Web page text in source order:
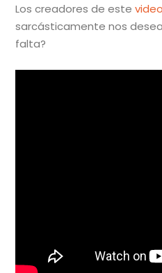
Los creadores de estevideo
sarcásticamente nos
falta?